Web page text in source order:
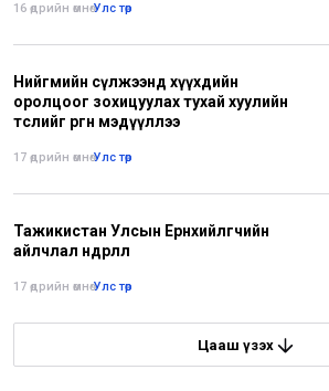
16 өдрийн өмнө•Улс төр
Нийгмийн сүлжээнд хүүхдийн
оролцоог зохицуулах тухай хуулийн
төслийг өргөн мэдүүллээ
17 өдрийн өмнө•Улс төр
Тажикистан Улсын Ерөнхийлөгчийн
айлчлал өндөрлөлөө
17 өдрийн өмнө•Улс төр
Цааш үзэх